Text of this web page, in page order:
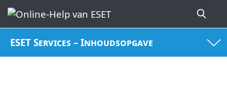
ESET Services – Inhoudsopgave